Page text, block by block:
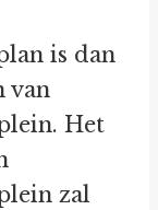
is dan
van
Het
zal